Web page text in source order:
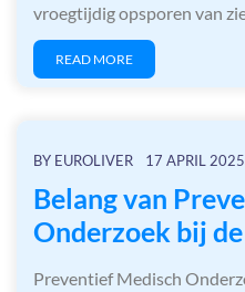
vroegtijdig opsporen van
READ MORE
BY EUROLIVER 17 APRIL 2025
Belang van
Onderzoek bij
Preventief Medisch